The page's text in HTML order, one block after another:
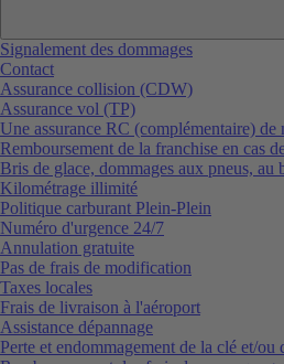
Signalement des dommages
Contact
Assurance collision (CDW)
Assurance vol (TP)
Une assurance RC (complémentaire)
Remboursement de la franchise en cas
Bris de glace, dommages aux pneus, au
Kilométrage illimité
Politique carburant Plein-Plein
Numéro d'urgence 24/7
Annulation gratuite
Pas de frais de modification
Taxes locales
Frais de livraison à l'aéroport
Assistance dépannage
Perte et endommagement de la clé et/ou